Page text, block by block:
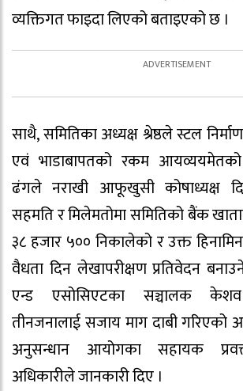
व्यक्तिगत फाइदा लिएको बताइएको छ ।
साथै, समितिका अध्यक्ष श्रेष्ठले स्टल
एवं भाडाबापतको रकम आयव्ययमेतको
ढंगले नराखी आफूखुसी कोषाध्यक्ष
सहमति र मिलेमतोमा समितिको बैंक
३८ हजार ५०० निकालेको र उक्त
वैधता दिन लेखापरीक्षण प्रतिवेदन
एन्ड एसोसिएटका सञ्चालक
तीनजनालाई सजाय माग दाबी गरिएको
अनुसन्धान आयोगका सहायक
अधिकारीले जानकारी दिए ।